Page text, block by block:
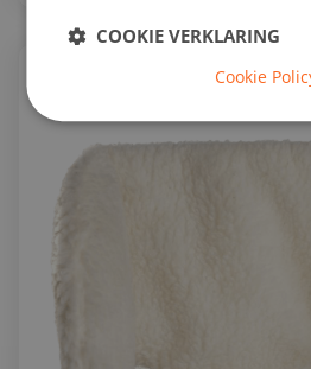
COOKIE VERKLARING
Cookie